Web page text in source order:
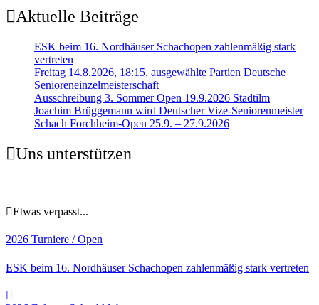
Aktuelle Beiträge
ESK beim 16. Nordhäuser Schachopen zahlenmäßig stark
vertreten
Freitag 14.8.2026, 18:15, ausgewählte Partien Deutsche
Senioreneinzelmeisterschaft
Ausschreibung 3. Sommer Open 19.9.2026 Stadtilm
Joachim Brüggemann wird Deutscher Vize-Seniorenmeister
Schach Forchheim-Open 25.9. – 27.9.2026
Uns unterstützen
Etwas verpasst...
2026 Turniere / Open
ESK beim 16. Nordhäuser Schachopen zahlenmäßig stark vertreten